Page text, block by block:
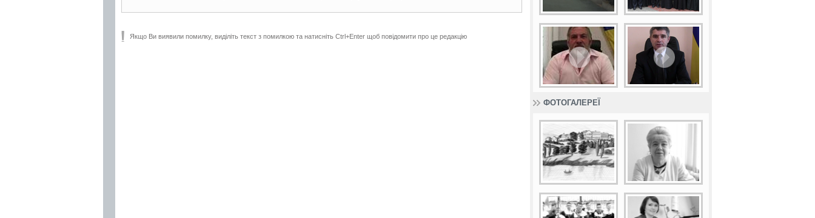
Якщо Ви виявили помилку, виділіть текст з помилкою та натисніть Ctrl+Enter щоб повідомити про це редакцію
ФОТОГАЛЕРЕЇ